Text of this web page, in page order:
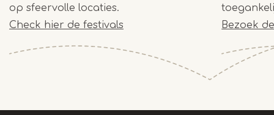
op sfeervolle locaties.
Check hier de festivals
Bezoek